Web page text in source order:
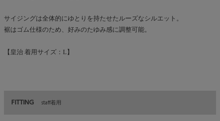
サイジングは全体的にゆとりを持たせたルーズなシルエット。
裾はゴム仕様のため、好みのたゆみ感に調整可能。
【皇治 着用サイズ：L】
FITTING staff着用